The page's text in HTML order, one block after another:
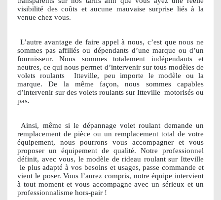
visibilité des coûts et aucune mauvaise surprise liés à la
venue chez vous.
L’autre avantage de faire appel à nous, c’est que nous ne
sommes pas affiliés ou dépendants d’une marque ou d’un
fournisseur. Nous sommes totalement indépendants et
neutres, ce qui nous permet d’intervenir sur tous modèles de
volets roulants
Itteville, peu importe le modèle ou la
marque. De la même façon, nous sommes capables
d’intervenir sur des volets roulants sur Itteville motorisés ou
pas.
Ainsi, même si le dépannage volet roulant demande un
remplacement de pièce ou un remplacement total de votre
équipement, nous pourrons vous accompagner et vous
proposer un équipement de qualité. Notre professionnel
définit, avec vous, le modèle de rideau roulant sur Itteville
le plus adapté à vos besoins et usages, passe commande et
vient le poser. Vous l’aurez compris, notre équipe intervient
à tout moment et vous accompagne avec un sérieux et un
professionnalisme hors-pair !